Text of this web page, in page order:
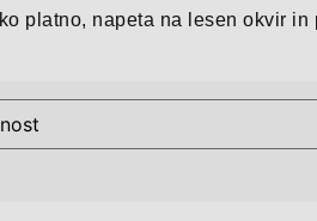
platno, napeta na lesen okvir in